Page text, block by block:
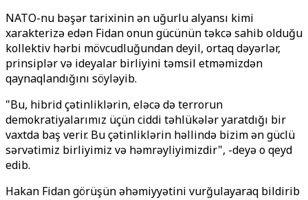
NATO-nu bəşər tarixinin ən uğurlu alyansı kimi
xarakterizə edən Fidan onun gücünün təkcə sahib olduğu
kollektiv hərbi mövcudluğundan deyil, ortaq dəyərlər,
prinsiplər və ideyalar birliyini təmsil etməmizdən
qaynaqlandığını söyləyib.
"Bu, hibrid çətinliklərin, eləcə də terrorun
demokratiyalarımız üçün ciddi təhlükələr yaratdığı bir
vaxtda baş verir. Bu çətinliklərin həllində bizim ən güclü
sərvətimiz birliyimiz və həmrəyliyimizdir", -deyə o qeyd
edib.
Hakan Fidan görüşün əhəmiyyətini vurğulayaraq bildirib